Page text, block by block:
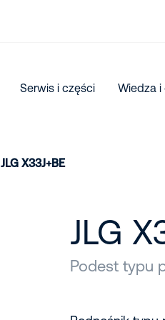
Serwis i części Wiedza
JLG X33J+BE
JLG
Podest typu